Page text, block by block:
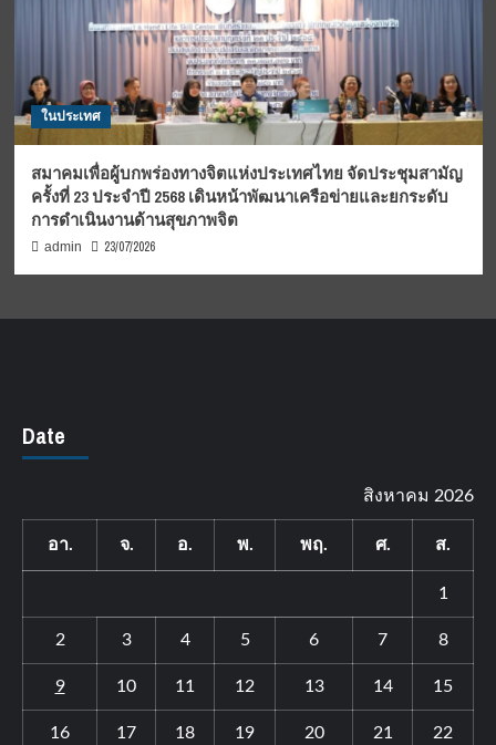
ในประเทศ
สมาคมเพื่อผู้บกพร่องทางจิตแห่งประเทศไทย จัดประชุมสามัญ
ครั้งที่ 23 ประจำปี 2568 เดินหน้าพัฒนาเครือข่ายและยกระดับ
การดำเนินงานด้านสุขภาพจิต
admin 23/07/2026
Date
สิงหาคม 2026
อา. จ. อ. พ. พฤ. ศ. ส.
1
2 3 4 5 6 7 8
9 10 11 12 13 14 15
16 17 18 19 20 21 22